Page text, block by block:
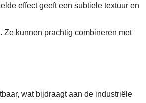
effect geeft een subtiele textuur en
Ze kunnen prachtig combineren met
wat bijdraagt aan de industriële